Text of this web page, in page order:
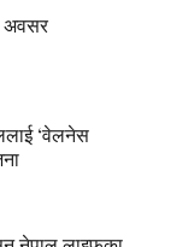
अवसर
‘वेलनेस